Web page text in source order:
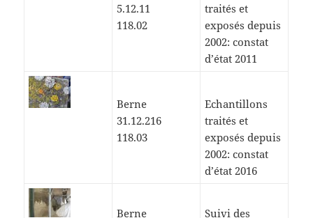
5.12.11
118.02
traités et
exposés depuis
2002: constat
d’état 2011
Berne
31.12.216
118.03
Echantillons
traités et
exposés depuis
2002: constat
d’état 2016
Berne
Suivi des